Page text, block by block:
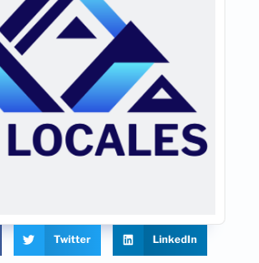
Twitter LinkedIn